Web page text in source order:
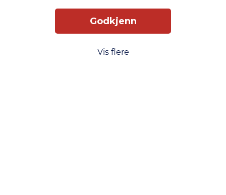
Godkjenn
Vis flere
fot) gir
det
uovertruffen
i et slankt